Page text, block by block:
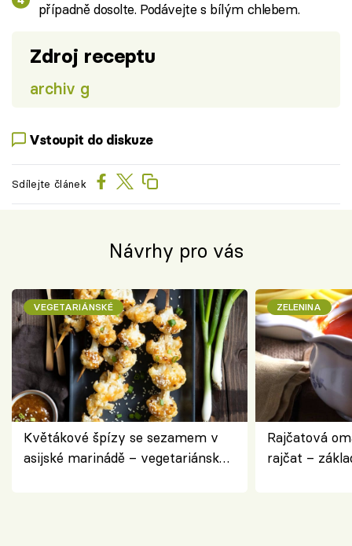
případně dosolte. Podávejte s bílým chlebem.
Zdroj receptu
archiv g
Vstoupit do diskuze
Sdílejte článek
Návrhy pro vás
VEGETARIÁNSKÉ
Květákové špízy se sezamem v
asijské marinádě – vegetariánská
ZELENINA
Rajčatová
rajčat –